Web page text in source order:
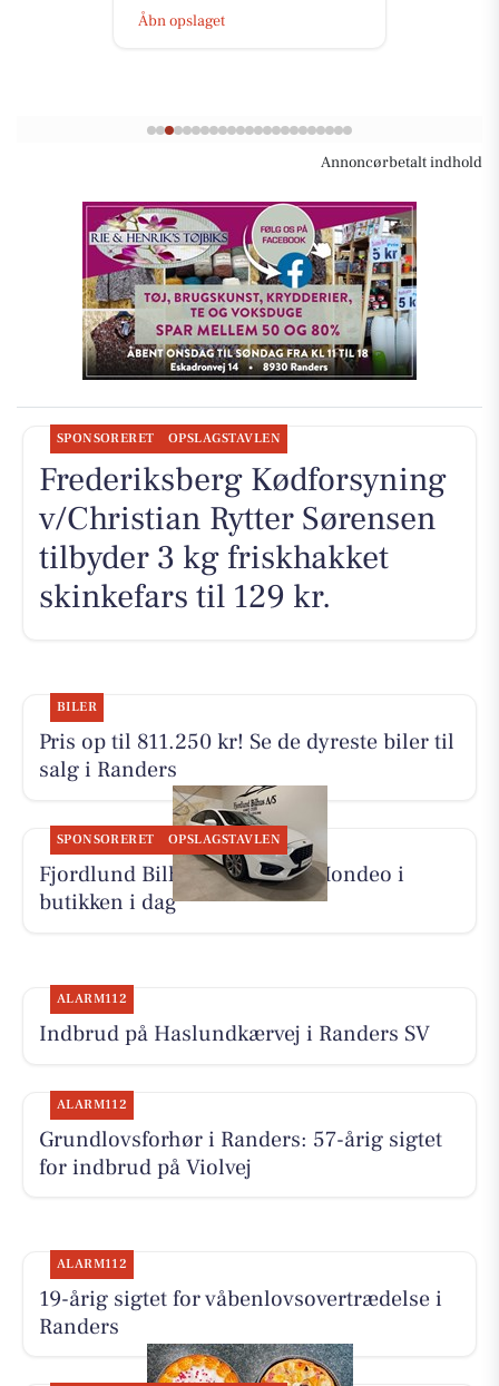
Åbn opslaget
Annoncørbetalt indhold
SPONSORERET OPSLAGSTAVLEN
Frederiksberg Kødforsyning
v/Christian Rytter Sørensen
tilbyder 3 kg friskhakket
skinkefars til 129 kr.
BILER
Pris op til 811.250 kr! Se de dyreste biler til
salg i Randers
SPONSORERET OPSLAGSTAVLEN
Fjordlund Bilhus viser Ford Mondeo i
butikken i dag
ALARM112
Indbrud på Haslundkærvej i Randers SV
ALARM112
Grundlovsforhør i Randers: 57-årig sigtet
for indbrud på Violvej
ALARM112
19-årig sigtet for våbenlovsovertrædelse i
Randers